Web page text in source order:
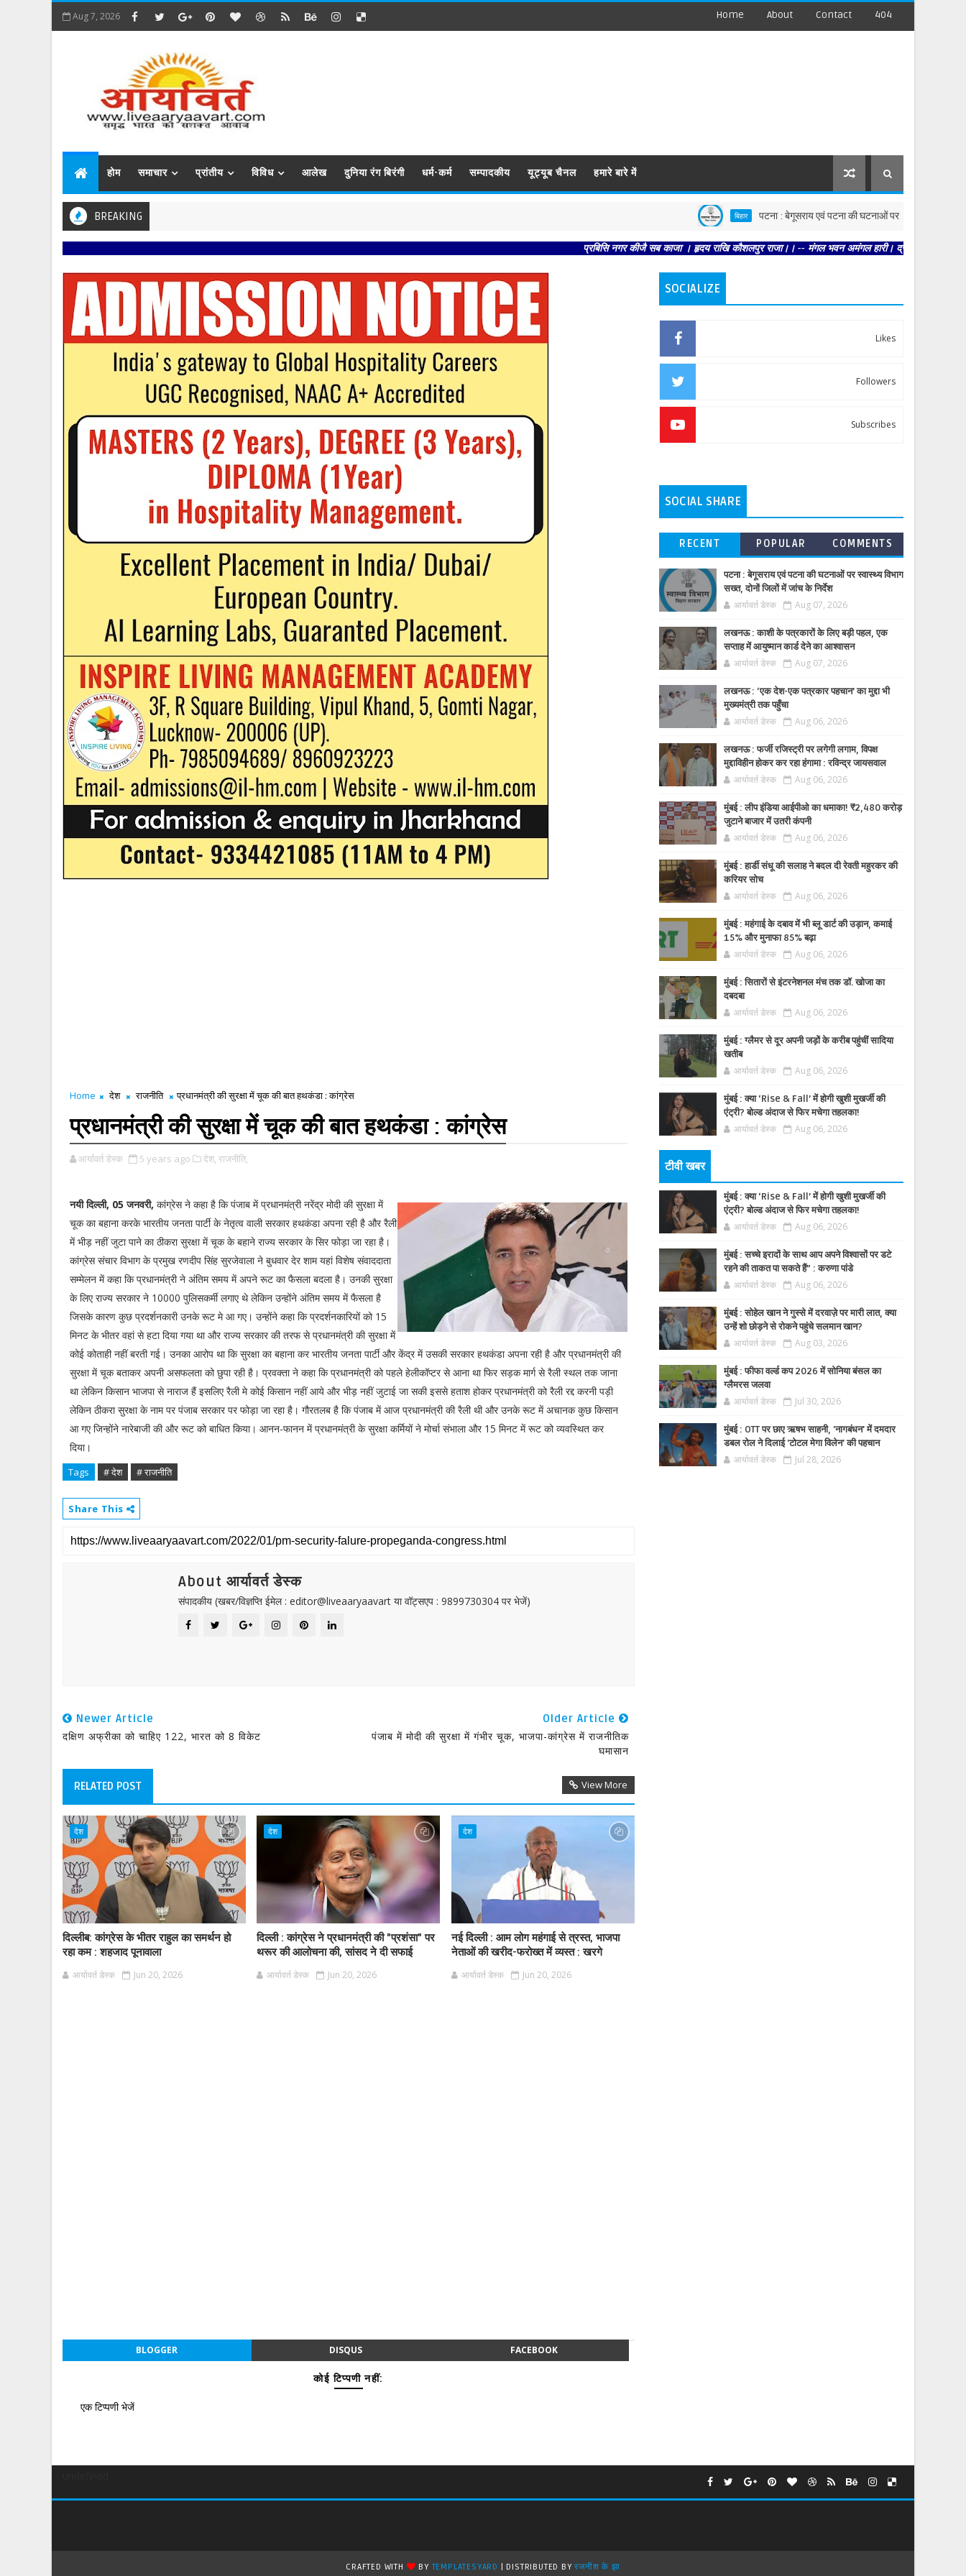
Aug 7, 2026 Home About Contact 404
होम समाचार प्रांतीय विविध आलेख दुनिया रंग बिरंगी धर्म-कर्म सम्पादकीय यूट्यूब चैनल हमारे बारे में
BREAKING बिहार पटना : बेगूसराय एवं पटना की घटनाओं पर स्वास्थ्य विभाग सख्त, दोनों
प्रबिसि नगर कीजै सब काजा । हृदय राखि कौशलपुर राजा।। -- मंगल भवन अमंगल हारी। द्रवहु सुदसरथ अजिर
Home देश राजनीति प्रधानमंत्री की सुरक्षा में चूक की बात हथकंडा : कांग्रेस
प्रधानमंत्री की सुरक्षा में चूक की बात हथकंडा : कांग्रेस
आर्यावर्त डेस्क 5 years ago देश, राजनीति,
नयी दिल्ली, 05 जनवरी, कांग्रेस ने कहा है कि पंजाब में प्रधानमंत्री नरेंद्र मोदी की सुरक्षा में
चूक का बहाना करके भारतीय जनता पार्टी के नेतृत्व वाली सरकार हथकंडा अपना रही है और रैली
में भीड़ नहीं जुटा पाने का ठीकरा सुरक्षा में चूक के बहाने राज्य सरकार के सिर फोड़ा जा रहा है।
कांग्रेस संचार विभाग के प्रमुख रणदीप सिंह सुरजेवाला ने बुधवार देर शाम यहां विशेष संवाददाता
सम्मेलन में कहा कि प्रधानमंत्री ने अंतिम समय में अपने रूट का फैसला बदला है। उनकी सुरक्षा
के लिए राज्य सरकार ने 10000 पुलिसकर्मी लगाए थे लेकिन उन्होंने अंतिम समय में फैसला है
जिसके कारण कुछ प्रदर्शनकारी उनके रूट मे आ गए। उन्होंने कहा कि प्रदर्शनकारियों को 15
मिनट के भीतर वहां से हटा दिया गया था और राज्य सरकार की तरफ से प्रधानमंत्री की सुरक्षा में
कोई कोताही नहीं बरती गई। उनका आरोप था कि सुरक्षा का बहाना कर भारतीय जनता पार्टी और केंद्र में उसकी सरकार हथकंडा अपना रही है और प्रधानमंत्री की
सुरक्षा में चूक बताकर अपनी असफलता को छुपा रही है। प्रवक्ता ने कहा कि प्रधानमंत्री को पहले हेलीकॉप्टर से आना था फिर सड़क मार्ग से रैली स्थल तक जाना
था लेकिन किसान भाजपा से नाराज हैं इसलिए रैली मे कोई किसान नहीं आये और भीड़ नहीं जुटाई जा सकी इससे हताश होकर प्रधानमंत्री को रैली रद्द करनी पड़ी
लेकिन ठीकरा सुरक्षा के नाम पर पंजाब सरकार पर फोड़ा जा रहा है। गौरतलब है कि पंजाब में आज प्रधानमंत्री की रैली थी और उनके रूट में अचानक कुछ किसान
आ गए जिन्होंने नारेबाजी की और रूट को बाधित किया। आनन-फानन में प्रधानमंत्री के सुरक्षा कर्मियों ने मोर्चा संभाला और 15 मिनट में रूट को व्यवस्थित कर
दिया।
Tags # देश # राजनीति
Share This
About आर्यावर्त डेस्क
संपादकीय (खबर/विज्ञप्ति ईमेल : editor@liveaaryaavart या वॉट्सएप : 9899730304 पर भेजें)
Newer Article
दक्षिण अफ्रीका को चाहिए 122, भारत को 8 विकेट
Older Article
पंजाब में मोदी की सुरक्षा में गंभीर चूक, भाजपा-कांग्रेस में राजनीतिक
घमासान
RELATED POST View More
देश
दिल्लीब: कांग्रेस के भीतर राहुल का समर्थन हो
रहा कम : शहजाद पूनावाला
आर्यावर्त डेस्क Jun 20, 2026
देश
दिल्ली : कांग्रेस ने प्रधानमंत्री की "प्रशंसा" पर
थरूर की आलोचना की, सांसद ने दी सफाई
आर्यावर्त डेस्क Jun 20, 2026
देश
नई दिल्ली : आम लोग महंगाई से त्रस्त, भाजपा
नेताओं की खरीद-फरोख्त में व्यस्त : खरगे
आर्यावर्त डेस्क Jun 20, 2026
BLOGGER DISQUS FACEBOOK
कोई टिप्पणी नहीं:
एक टिप्पणी भेजें
SOCIALIZE
Likes
Followers
Subscribes
SOCIAL SHARE
RECENT POPULAR COMMENTS
पटना : बेगूसराय एवं पटना की घटनाओं पर स्वास्थ्य विभाग
सख्त, दोनों जिलों में जांच के निर्देश
आर्यावर्त डेस्क Aug 07, 2026
लखनऊ : काशी के पत्रकारों के लिए बड़ी पहल, एक
सप्ताह में आयुष्मान कार्ड देने का आश्वासन
आर्यावर्त डेस्क Aug 07, 2026
लखनऊ : ‘एक देश-एक पत्रकार पहचान’ का मुद्दा भी
मुख्यमंत्री तक पहुँचा
आर्यावर्त डेस्क Aug 06, 2026
लखनऊ : फर्जी रजिस्ट्री पर लगेगी लगाम, विपक्ष
मुद्दाविहीन होकर कर रहा हंगामा : रविन्द्र जायसवाल
आर्यावर्त डेस्क Aug 06, 2026
मुंबई : लीप इंडिया आईपीओ का धमाका! ₹2,480 करोड़
जुटाने बाजार में उतरी कंपनी
आर्यावर्त डेस्क Aug 06, 2026
मुंबई : हार्डी संधू की सलाह ने बदल दी रेवती महुरकर की
करियर सोच
आर्यावर्त डेस्क Aug 06, 2026
मुंबई : महंगाई के दबाव में भी ब्लू डार्ट की उड़ान, कमाई
15% और मुनाफा 85% बढ़ा
आर्यावर्त डेस्क Aug 06, 2026
मुंबई : सितारों से इंटरनेशनल मंच तक डॉ. खोजा का
दबदबा
आर्यावर्त डेस्क Aug 06, 2026
मुंबई : ग्लैमर से दूर अपनी जड़ों के करीब पहुंचीं सादिया
खतीब
आर्यावर्त डेस्क Aug 06, 2026
मुंबई : क्या ‘Rise & Fall’ में होगी खुशी मुखर्जी की
एंट्री? बोल्ड अंदाज से फिर मचेगा तहलका!
आर्यावर्त डेस्क Aug 06, 2026
टीवी खबर
मुंबई : क्या ‘Rise & Fall’ में होगी खुशी मुखर्जी की
एंट्री? बोल्ड अंदाज से फिर मचेगा तहलका!
आर्यावर्त डेस्क Aug 06, 2026
मुंबई : सच्चे इरादों के साथ आप अपने विश्वासों पर डटे
रहने की ताकत पा सकते हैं” : करुणा पांडे
आर्यावर्त डेस्क Aug 06, 2026
मुंबई : सोहेल खान ने गुस्से में दरवाज़े पर मारी लात, क्या
उन्हें शो छोड़ने से रोकने पहुंचे सलमान खान?
आर्यावर्त डेस्क Aug 03, 2026
मुंबई : फीफा वर्ल्ड कप 2026 में सोनिया बंसल का
ग्लैमरस जलवा
आर्यावर्त डेस्क Jul 30, 2026
मुंबई : OTT पर छाए ऋषभ साहनी, 'नागबंधन' में दमदार
डबल रोल ने दिलाई 'टोटल मेगा विलेन' की पहचान
आर्यावर्त डेस्क Jul 28, 2026
CRAFTED WITH BYTEMPLATESYARD | DISTRIBUTED BYरजनीश के झा